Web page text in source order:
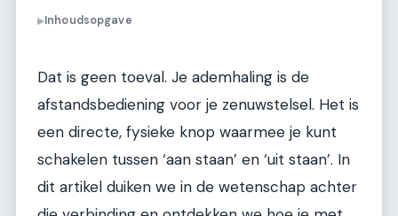
▶Inhoudsopgave
Dat is geen toeval. Je ademhaling is de
afstandsbediening voor je zenuwstelsel. Het is
een directe, fysieke knop waarmee je kunt
schakelen tussen ‘aan staan’ en ‘uit staan’. In
dit artikel duiken we in de wetenschap achter